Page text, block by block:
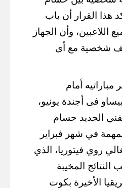
هذا القرار أن باب
اللاعبين، وأن الجهاز
شخصية مع أى
أمام
فى أجندة يونيو،
الجديد حسام
في شهر فبراير
روي فيتوريا، الذي
المخيبة
الأخيرة بكوت